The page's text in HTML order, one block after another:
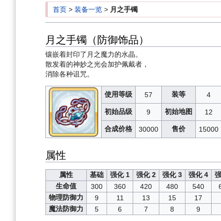
首页 > 装备一览 > 月之手镯
月之手镯（防御饰品）
镶嵌着封印了月之魔力的水晶。
散发着的神妙之光会加护佩戴者，
消除各种诅咒。
使用等级 57 装等 4
初始品级 9 初始地图 12
合成价格 30000 售价 15000
属性
属性 基础 强化 1 强化 2 强化 3 强化 4
生命值
300 360 420 480 540
物理防御力
9 11 13 15 17
魔法防御力
5 6 7 8 9